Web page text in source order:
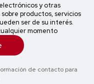
y otras
productos, servicios
ser de su interés.
momento
de contacto para